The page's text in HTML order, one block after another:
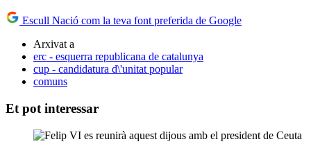
Escull Nació com la teva font preferida de Google
Arxivat a
erc - esquerra republicana de catalunya
cup - candidatura d\'unitat popular
comuns
Et pot interessar